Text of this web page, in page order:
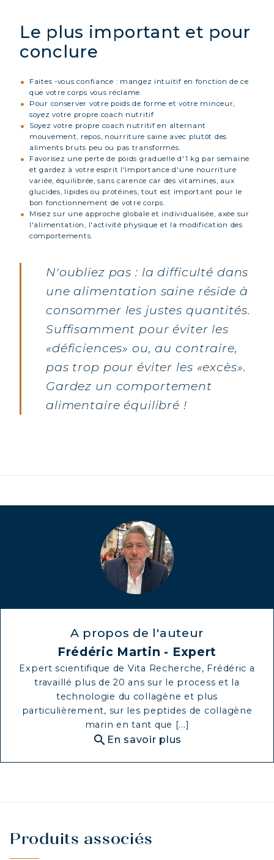
Le plus important et pour
conclure
Faites -vous confiance : mangez intuitif en fonction de ce
que votre corps vous réclame.
Pour conserver votre poids de forme et votre minceur,
soyez votre propre coach nutritif
Soyez votre propre coach nutritif en alternant
mouvement, repos, nourriture saine avec plutôt des
aliments bruts peu ou pas transformés.
Favorisez une perte de poids graduelle d'1 kg par semaine
et gardez à votre esprit l'importance d'une nourriture
variée, équilibrée, sans carence car des vitamines, aux
glucides, lipides ou protéines, tout est important pour le
bon fonctionnement de votre corps.
Misez sur une approche globale et individualisée, axée sur
l'alimentation, l'activité physique et la modification des
comportements.
N'oubliez pas : la difficulté dans
une alimentation saine réside à
consommer les justes quantités.
Suffisamment pour éviter les
«déficiences» ou, au contraire,
pas trop pour éviter les «excès».
Gardez un comportement
alimentaire équilibré !
A propos de l'auteur
Frédéric Martin - Expert
Expert scientifique de Vita Recherche, Frédéric a
travaillé plus de 20 ans sur le process et la
technologie du collagène et plus
particulièrement, sur les peptides de collagène
marin en tant que [...]
search En savoir plus
Produits associés